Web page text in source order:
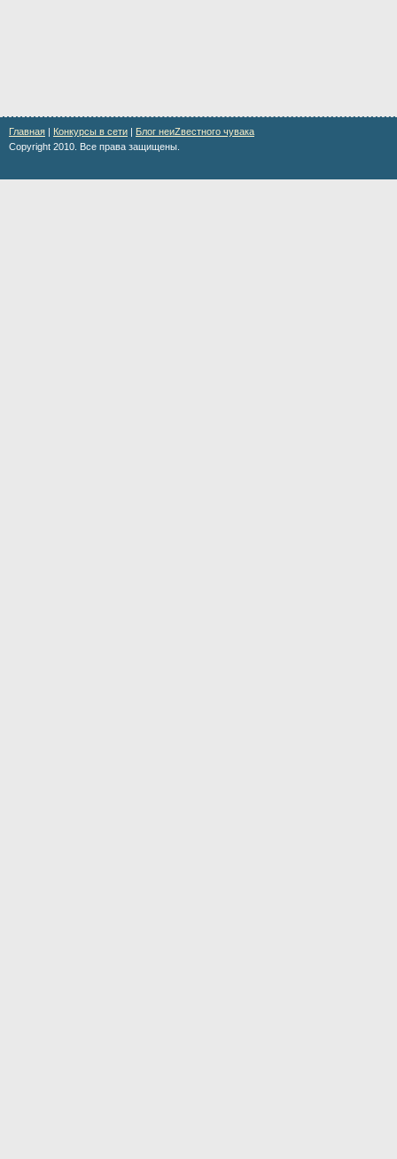
Главная | Конкурсы в сети | Блог неиZвестного чувака
Copyright 2010. Все права защищены.